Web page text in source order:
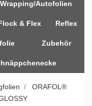
Autofolien
& Flex Reflex
Zubehör
ORAFOL®